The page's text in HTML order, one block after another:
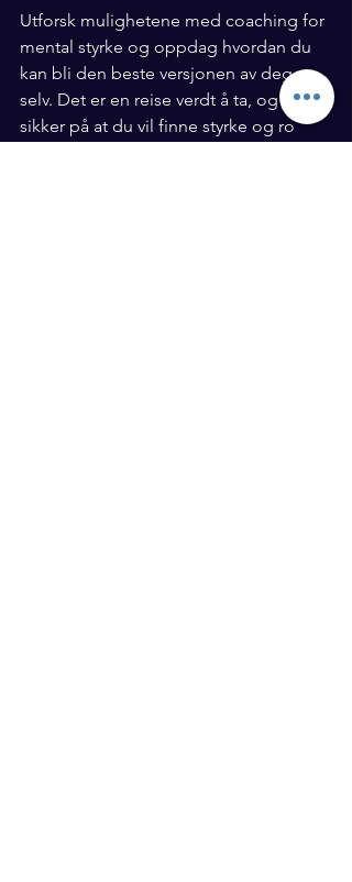
Utforsk mulighetene med coaching for
mental styrke og oppdag hvordan du
kan bli den beste versjonen av deg
selv. Det er en reise verdt å ta, og jeg er
sikker på at du vil finne styrke og ro